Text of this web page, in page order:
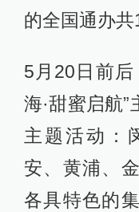
的全国通办共
5月20日前后
海·甜蜜启航
主题活动：
安、黄浦、
各具特色的